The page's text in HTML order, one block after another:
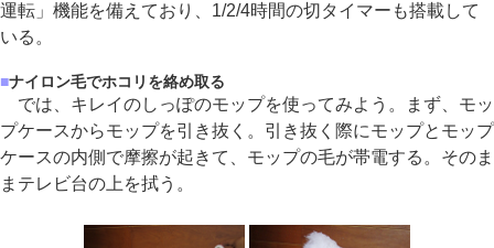
運転」機能を備えており、1/2/4時間の切タイマーも搭載して
いる。
■ナイロン毛でホコリを絡め取る
では、キレイのしっぽのモップを使ってみよう。まず、モッ
プケースからモップを引き抜く。引き抜く際にモップとモップ
ケースの内側で摩擦が起きて、モップの毛が帯電する。そのま
まテレビ台の上を拭う。